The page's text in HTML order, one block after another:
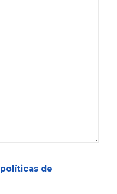
políticas de